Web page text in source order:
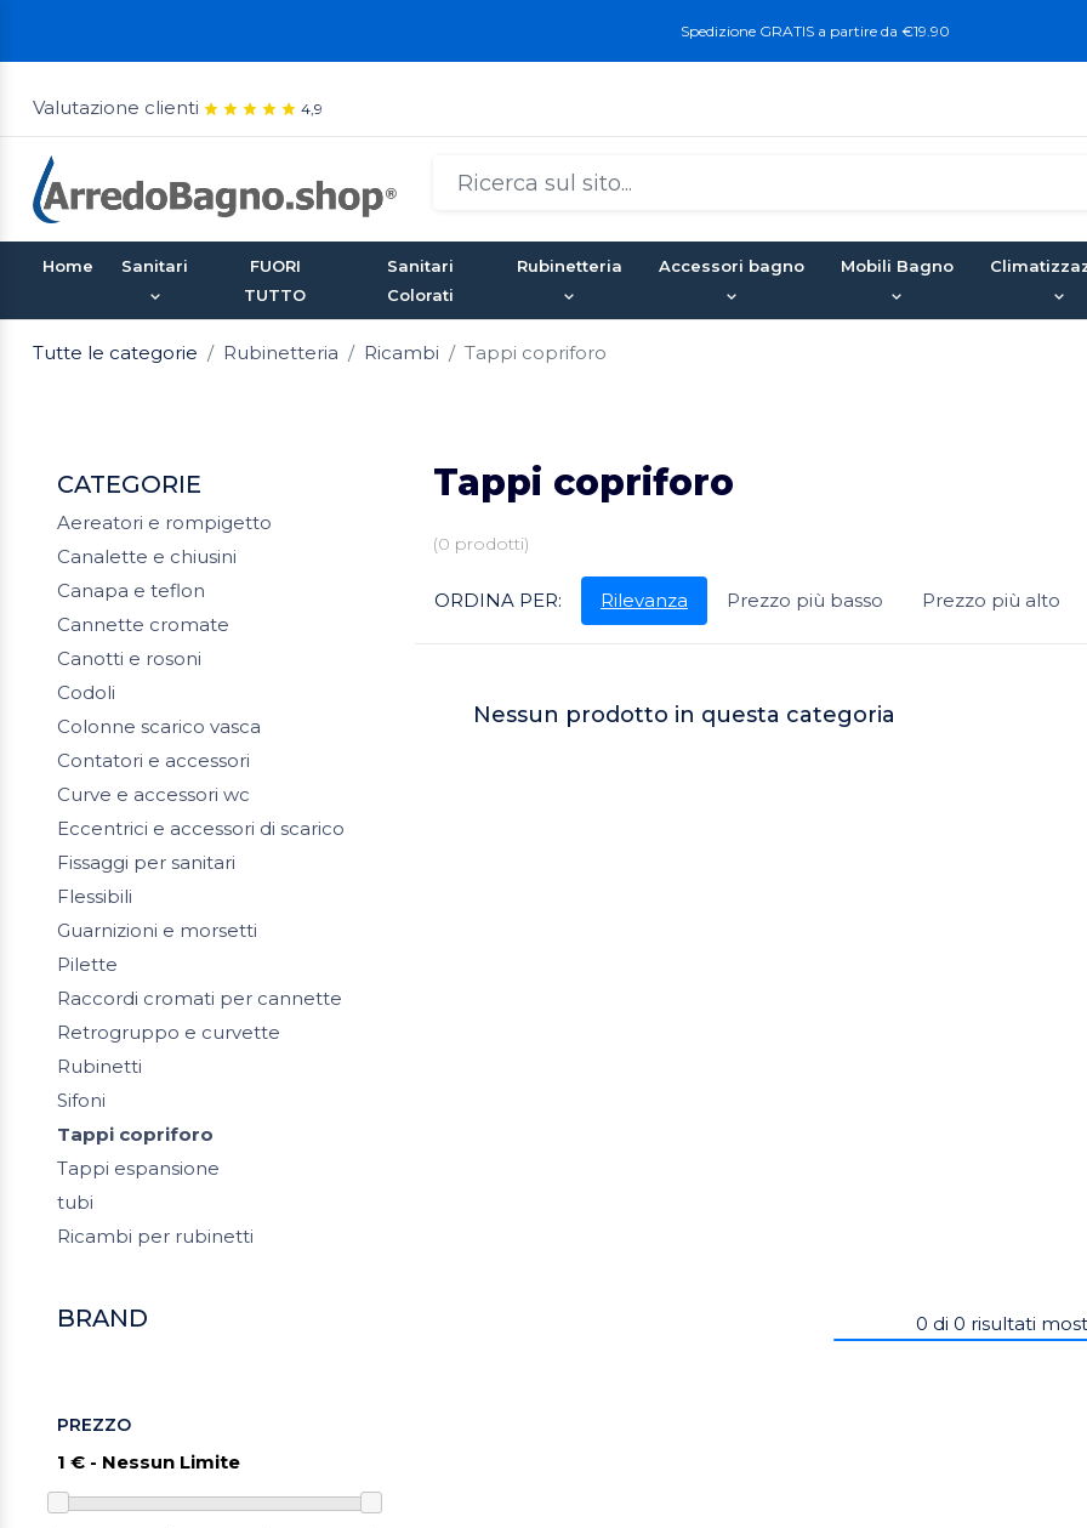
Spedizione GRATIS a partire da €19.90
Valutazione clienti 4,9
Home Sanitari
FUORI
TUTTO
Sanitari
Colorati
Rubinetteria Accessori bagno Mobili Bagno
Tutte le categorie Rubinetteria Ricambi Tappi copriforo
CATEGORIE
Aereatori e rompigetto
Canalette e chiusini
Canapa e teflon
Cannette cromate
Canotti e rosoni
Codoli
Colonne scarico vasca
Contatori e accessori
Curve e accessori wc
Eccentrici e accessori di scarico
Fissaggi per sanitari
Flessibili
Guarnizioni e morsetti
Pilette
Raccordi cromati per cannette
Retrogruppo e curvette
Rubinetti
Sifoni
Tappi copriforo
Tappi espansione
tubi
Ricambi per rubinetti
BRAND
PREZZO
Tappi copriforo
(0 prodotti)
ORDINA PER: Rilevanza Prezzo più basso Prezzo più alto
Nessun prodotto in questa categoria
0 di 0 risultati